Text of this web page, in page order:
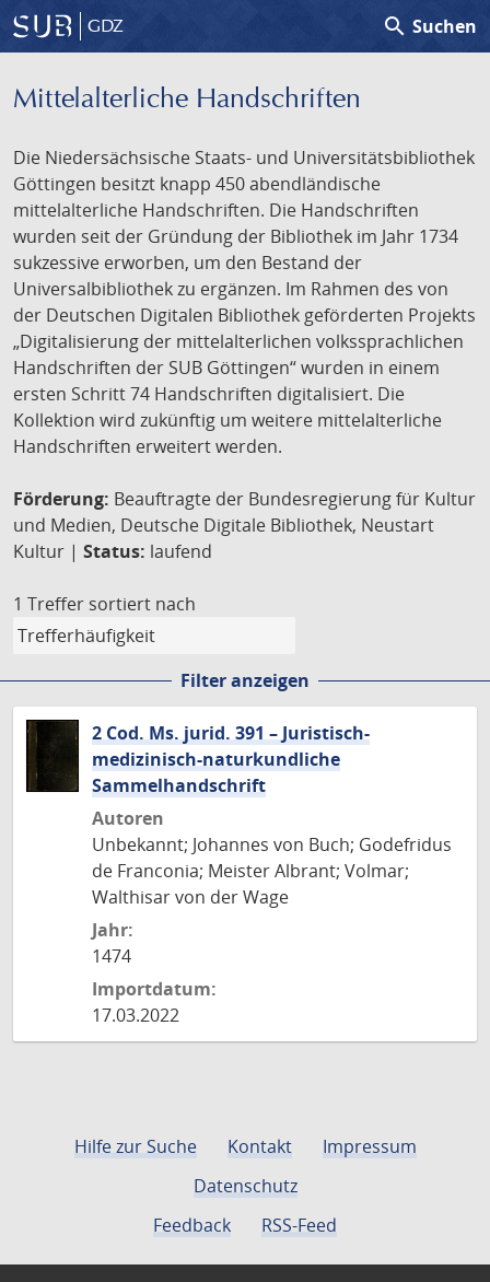
GDZ search Suchen
Mittelalterliche Handschriften
Die Niedersächsische Staats- und Universitätsbibliothek
Göttingen besitzt knapp 450 abendländische
mittelalterliche Handschriften. Die Handschriften
wurden seit der Gründung der Bibliothek im Jahr 1734
sukzessive erworben, um den Bestand der
Universalbibliothek zu ergänzen. Im Rahmen des von
der Deutschen Digitalen Bibliothek geförderten Projekts
„Digitalisierung der mittelalterlichen volkssprachlichen
Handschriften der SUB Göttingen“ wurden in einem
ersten Schritt 74 Handschriften digitalisiert. Die
Kollektion wird zukünftig um weitere mittelalterliche
Handschriften erweitert werden.
Förderung: Beauftragte der Bundesregierung für Kultur
und Medien, Deutsche Digitale Bibliothek, Neustart
Kultur | Status: laufend
1 Treffer sortiert nach
Filter anzeigen
2 Cod. Ms. jurid. 391 – Juristisch-
medizinisch-naturkundliche
Sammelhandschrift
Autoren
Unbekannt; Johannes von Buch; Godefridus
de Franconia; Meister Albrant; Volmar;
Walthisar von der Wage
Jahr:
1474
Importdatum:
17.03.2022
Hilfe zur Suche Kontakt
Impressum
Datenschutz
Feedback
RSS-Feed